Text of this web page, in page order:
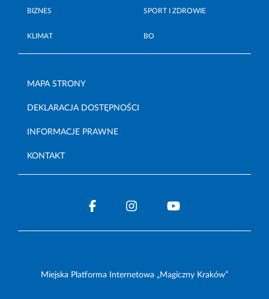
BIZNES SPORT I ZDROWIE
KLIMAT BO
MAPA STRONY
DEKLARACJA DOSTĘPNOŚCI
INFORMACJE PRAWNE
KONTAKT
Miejska Platforma Internetowa „Magiczny Kraków”